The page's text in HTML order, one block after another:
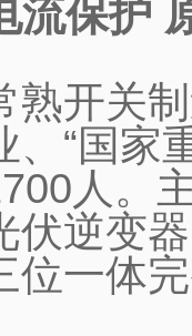
流保护
熟开关
、“国家
人。
伏逆变
位一体